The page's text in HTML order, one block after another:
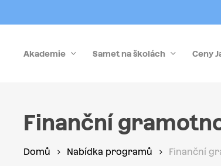
to
contentAkademie Samet na školách Ceny
Finanční
Domů Nabídka programů Finanční